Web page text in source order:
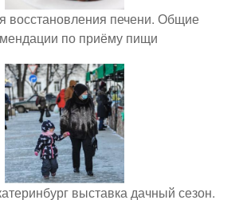
восстановления печени. Общие
по приёму пищи
выставка дачный сезон.